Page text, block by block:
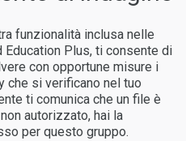
funzionalità inclusa nelle
Education Plus, ti consente di
con opportune misure i
che si verificano nel tuo
ti comunica che un file è
autorizzato, hai la
per questo gruppo.